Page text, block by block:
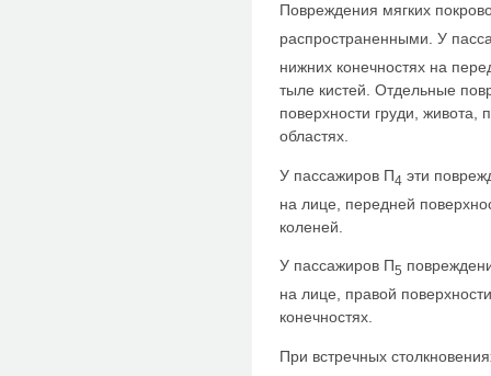
Повреждения мягких
распространенными. У
нижних конечностях на
тыле кистей. Отдельные
поверхности груди, живота,
областях.
У пассажиров П4 эти
на лице, передней
коленей.
У пассажиров П5
на лице, правой
конечностях.
При встречных